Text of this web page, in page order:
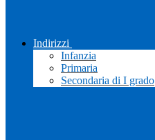
Indirizzi
Infanzia
Primaria
Secondaria di I grado